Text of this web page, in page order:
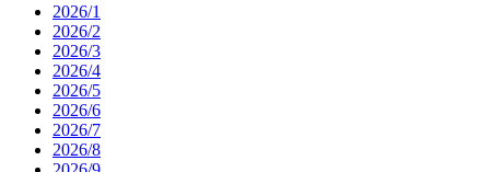
2026/1
2026/2
2026/3
2026/4
2026/5
2026/6
2026/7
2026/8